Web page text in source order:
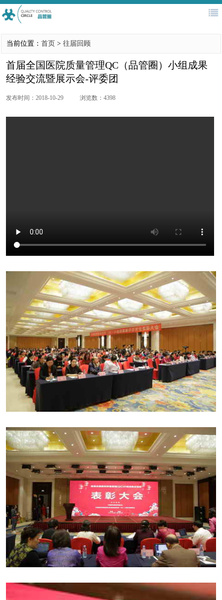
首页 QC大赛
医务管理 评审专家库 培训认证 往届回顾
当前位置： 首页 > 往届回顾
首届全国医院质量管理QC（品管圈）小组成果
经验交流暨展示会-评委团
发布时间：2018-10-29 浏览数：4398